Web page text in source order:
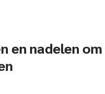
en nadelen